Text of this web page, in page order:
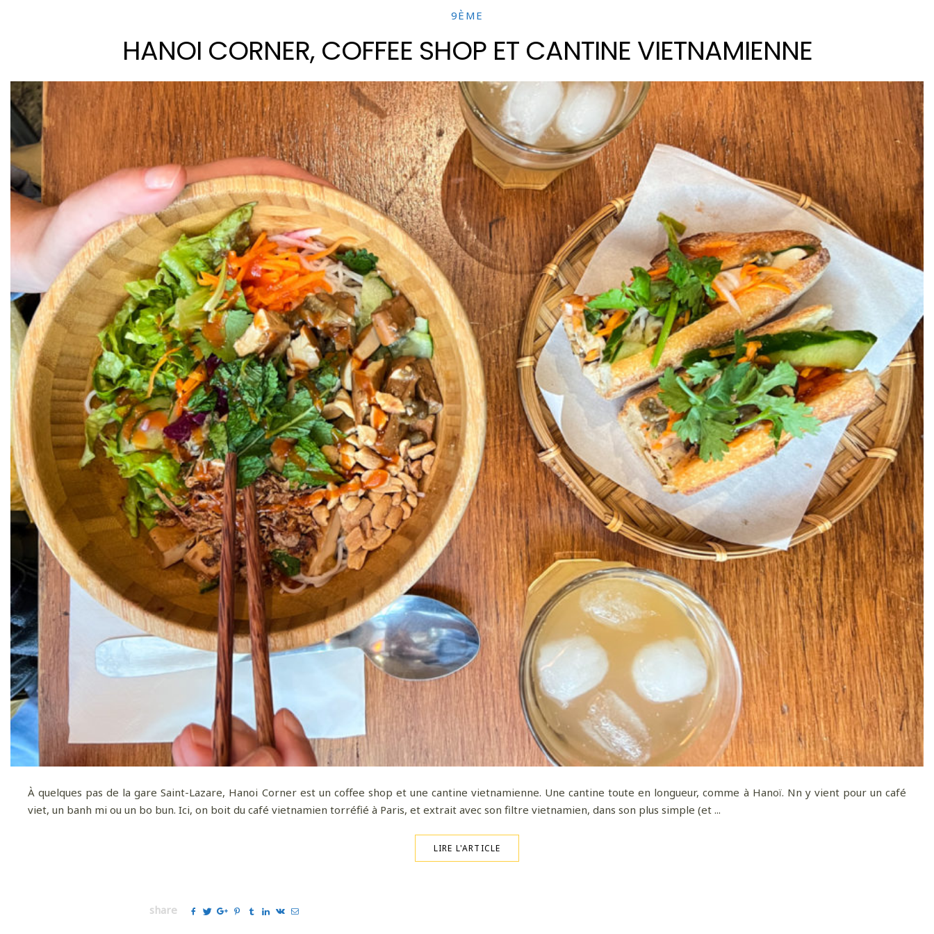
9ÈME
HANOI CORNER, COFFEE SHOP ET CANTINE VIETNAMIENNE
À quelques pas de la gare Saint-Lazare, Hanoi Corner est un coffee shop et une cantine vietnamienne. Une cantine toute en longueur, comme à Hanoï. Nn y vient pour un café
viet, un banh mi ou un bo bun. Ici, on boit du café vietnamien torréfié à Paris, et extrait avec son filtre vietnamien, dans son plus simple (et ...
LIRE L'ARTICLE
share